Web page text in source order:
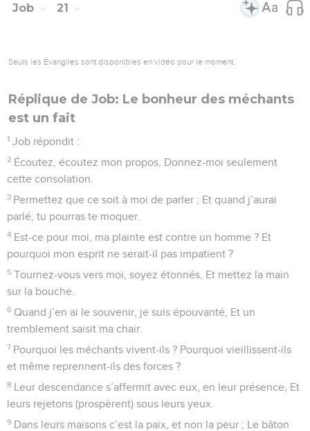
Job 21
Seuls les Évangiles sont disponibles en vidéo pour le moment.
Réplique de Job: Le bonheur des méchants
est un fait
1 Job répondit :
2 Écoutez, écoutez mon propos, Donnez-moi seulement
cette consolation.
3 Permettez que ce soit à moi de parler ; Et quand j’aurai
parlé, tu pourras te moquer.
4 Est-ce pour moi, ma plainte est contre un homme ? Et
pourquoi mon esprit ne serait-il pas impatient ?
5 Tournez-vous vers moi, soyez étonnés, Et mettez la main
sur la bouche.
6 Quand j’en ai le souvenir, je suis épouvanté, Et un
tremblement saisit ma chair.
7 Pourquoi les méchants vivent-ils ? Pourquoi vieillissent-ils
et même reprennent-ils des forces ?
8 Leur descendance s’affermit avec eux, en leur présence, Et
leurs rejetons (prospèrent) sous leurs yeux.
9 Dans leurs maisons c’est la paix, et non la peur ; Le bâton